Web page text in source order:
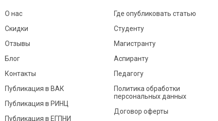
О нас
Скидки
Отзывы
Блог
Контакты
Где опубликовать статью
Студенту
Магистранту
Аспиранту
Педагогу
Публикация в ВАК
Публикация в РИНЦ
Публикация в ЕГПНИ
Политика обработки
персональных данных
Договор оферты